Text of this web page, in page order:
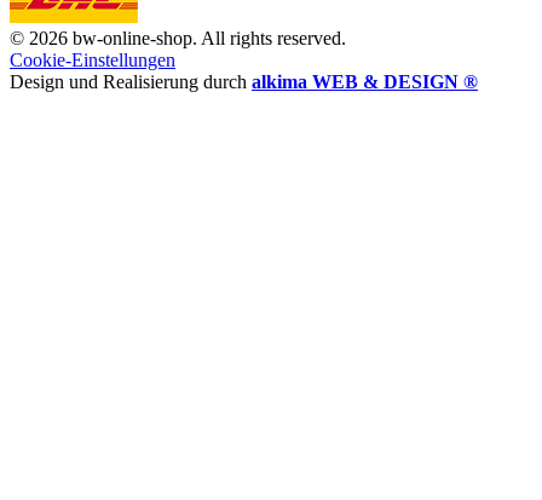
© 2026 bw-online-shop. All rights reserved.
Cookie-Einstellungen
Design und Realisierung durch alkima WEB & DESIGN ®